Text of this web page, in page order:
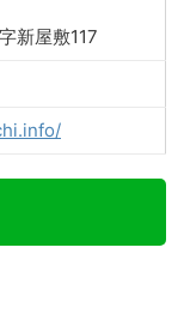
新屋敷117